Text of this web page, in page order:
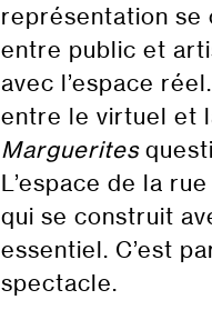
représentation se
entre public et
avec l’espace
entre le virtuel et
Marguerites
L’espace de la
qui se construit
essentiel. C’est
spectacle.